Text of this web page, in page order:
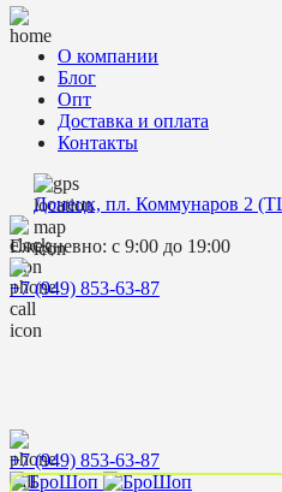
О компании
Блог
Опт
Доставка и оплата
Контакты
Донецк, пл. Коммунаров 2
Ежедневно: с 9:00 до 19:00
+7 (949) 853-63-87
+7 (949) 853-63-87